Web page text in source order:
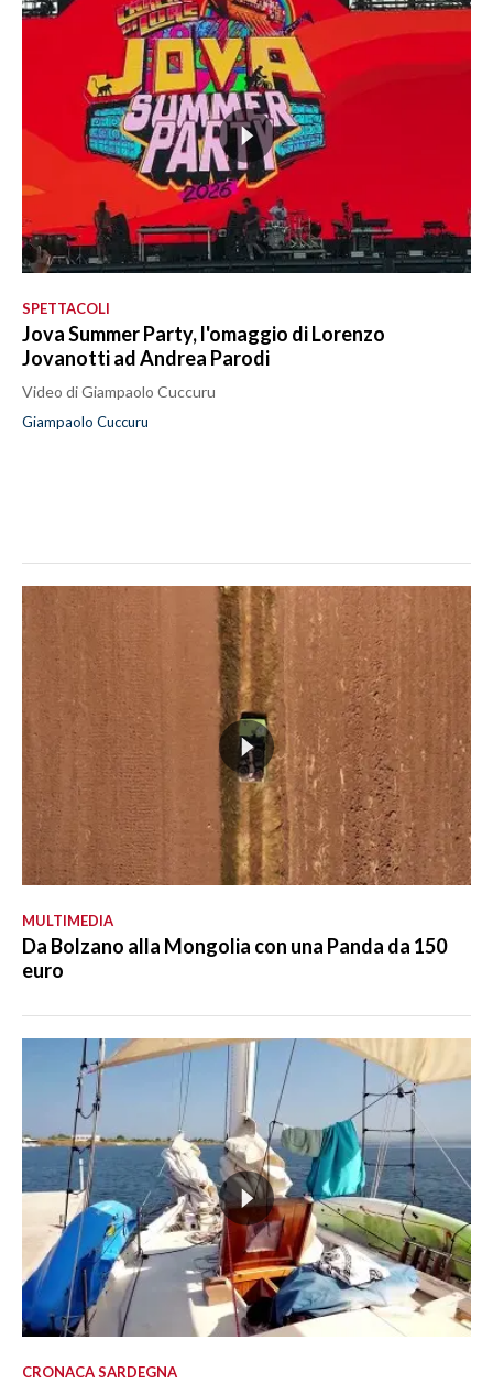
SPETTACOLI
Jova Summer Party, l'omaggio di Lorenzo
Jovanotti ad Andrea Parodi
Video di Giampaolo Cuccuru
Giampaolo Cuccuru
MULTIMEDIA
Da Bolzano alla Mongolia con una Panda da 150
euro
CRONACA SARDEGNA